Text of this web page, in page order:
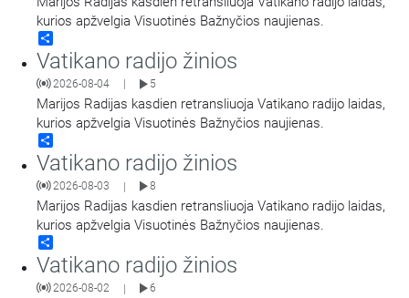
kurios apžvelgia Visuotinės Bažnyčios naujienas.
Vatikano radijo žinios
2026-08-04 5
Marijos Radijas kasdien retransliuoja Vatikano radijo laidas,
kurios apžvelgia Visuotinės Bažnyčios naujienas.
Vatikano radijo žinios
2026-08-03 | 8
Marijos Radijas kasdien retransliuoja Vatikano radijo laidas,
kurios apžvelgia Visuotinės Bažnyčios naujienas.
Vatikano radijo žinios
2026-08-02 | 6